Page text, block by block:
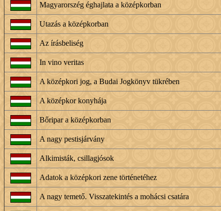
Magyarorszég éghajlata a középkorban
Utazás a középkorban
Az írásbeliség
In vino veritas
A középkori jog, a Budai Jogkönyv tükrében
A középkor konyhája
Bőripar a középkorban
A nagy pestisjárvány
Alkimisták, csillagjósok
Adatok a középkori zene történetéhez
A nagy temető. Visszatekintés a mohácsi csatára